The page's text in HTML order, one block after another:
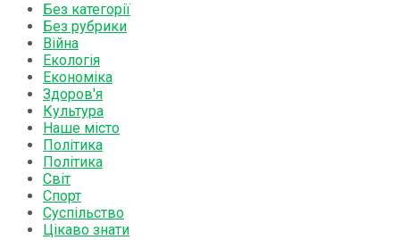
Без категорії
Без рубрики
Війна
Екологія
Економіка
Здоров'я
Культура
Наше місто
Політика
Політика
Світ
Спорт
Суспільство
Цікаво знати